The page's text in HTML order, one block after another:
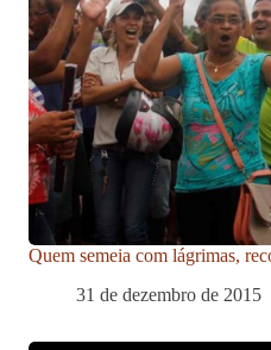
Quem semeia com lágrimas,
31 de dezembro de 2015